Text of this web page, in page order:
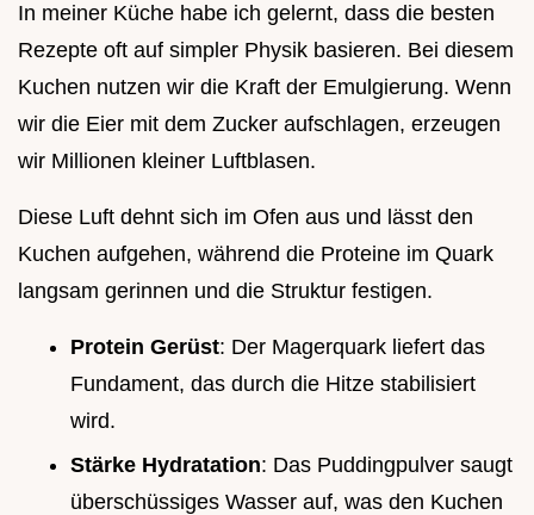
In meiner Küche habe ich gelernt, dass die besten
Rezepte oft auf simpler Physik basieren. Bei diesem
Kuchen nutzen wir die Kraft der Emulgierung. Wenn
wir die Eier mit dem Zucker aufschlagen, erzeugen
wir Millionen kleiner Luftblasen.
Diese Luft dehnt sich im Ofen aus und lässt den
Kuchen aufgehen, während die Proteine im Quark
langsam gerinnen und die Struktur festigen.
Protein Gerüst: Der Magerquark liefert das
Fundament, das durch die Hitze stabilisiert
wird.
Stärke Hydratation: Das Puddingpulver saugt
überschüssiges Wasser auf, was den Kuchen